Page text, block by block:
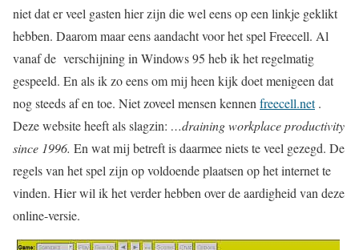
niet dat er veel gasten hier zijn die wel eens op een linkje geklikt
hebben. Daarom maar eens aandacht voor het spel Freecell. Al
vanaf de verschijning in Windows 95 heb ik het regelmatig
gespeeld. En als ik zo eens om mij heen kijk doet menigeen dat
nog steeds af en toe. Niet zoveel mensen kennen freecell.net.
Deze website heeft als slagzin: …draining workplace productivity
since 1996. En wat mij betreft is daarmee niets te veel gezegd. De
regels van het spel zijn op voldoende plaatsen op het internet te
vinden. Hier wil ik het verder hebben over de aardigheid van deze
online-versie.